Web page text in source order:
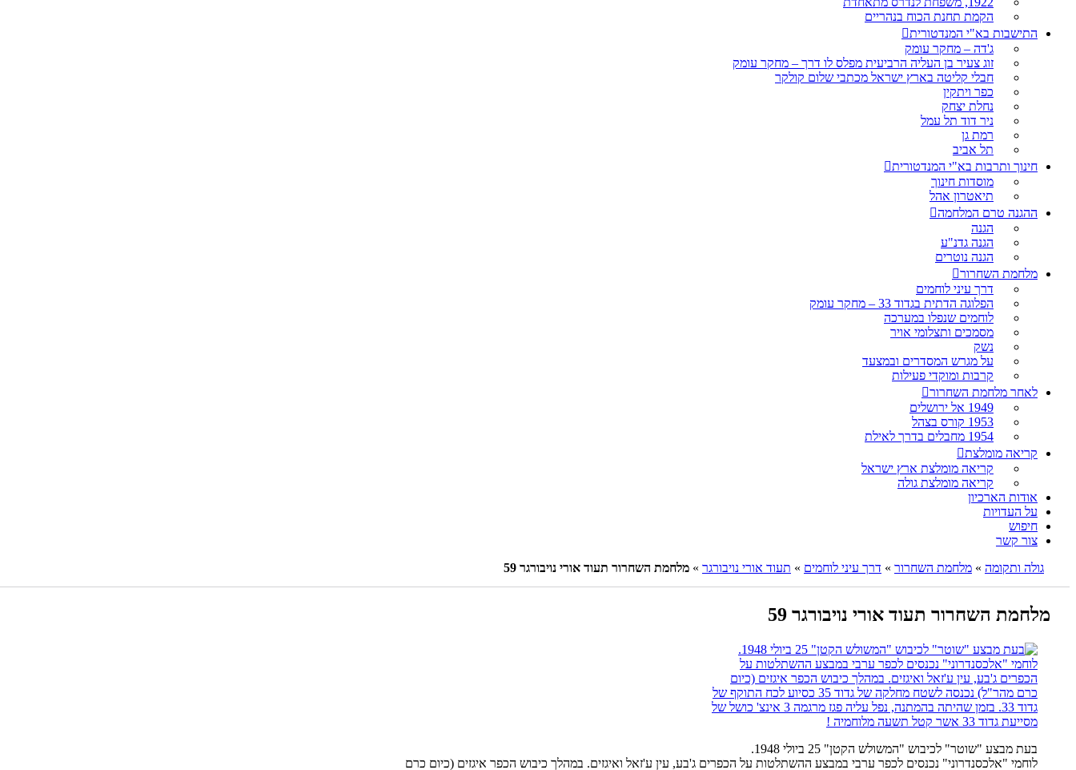
הקמת תחנת הכוח בנהריים
התישבות בא"י המנדטורית
ג'דה – מחקר עומק
זוג צעיר בן העליה הרביעית מפלס לו דרך – מחקר עומק
חבלי קליטה בארץ ישראל מכתבי שלום קולקר
כפר ויתקין
נחלת יצחק
ניר דוד תל עמל
רמת גן
תל אביב
חינוך ותרבות בא"י המנדטורית
מוסדות חינוך
תיאטרון אהל
ההגנה טרם המלחמה
הגנה
הגנה גדנ"ע
הגנה נוטרים
מלחמת השחרור
דרך עיני לוחמים
הפלוגה הדתית בגדוד 33 – מחקר עומק
לוחמים שנפלו במערכה
מסמכים ותצלומי אויר
נשק
על מגרש המסדרים ובמצעד
קרבות ומוקדי פעילות
לאחר מלחמת השחרור
1949 אל ירושלים
1953 קורס בצהל
1954 מחבלים בדרך לאילת
קריאה מומלצת
קריאה מומלצת ארץ ישראל
קריאה מומלצת גולה
אודות הארכיון
על העדויות
חיפוש
צור קשר
גולה ותקומה » מלחמת השחרור » דרך עיני לוחמים » תעוד אורי נויבורגר » מלחמת השחרור תעוד אורי נויבורגר 59
מלחמת השחרור תעוד אורי נויבורגר 59
בעת מבצע "שוטר" לכיבוש "המשולש הקטן" 25 ביולי 1948.
לוחמי "אלכסנדרוני" נכנסים לכפר ערבי במבצע ההשתלטות על הכפרים ג'בע, עין ע'זאל ואיגזים. במהלך כיבוש הכפר איגזים (כיום כרם